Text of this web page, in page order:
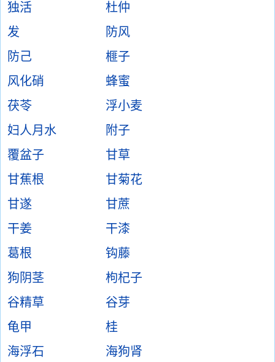
独活
杜仲
发
防风
防己
榧子
风化硝
蜂蜜
茯苓
浮小麦
妇人月水
附子
覆盆子
甘草
甘蕉根
甘菊花
甘遂
甘蔗
干姜
干漆
葛根
钩藤
狗阴茎
枸杞子
谷精草
谷芽
龟甲
桂
海浮石
海狗肾